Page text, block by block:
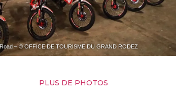
– © OFFICE DE TOURISME DU GRAND RODEZ
PLUS DE PHOTOS